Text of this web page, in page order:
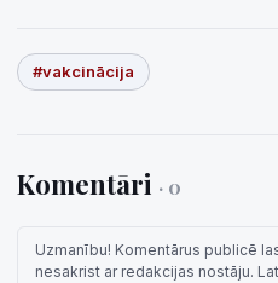
#vakcinācija
Komentāri · 0
Uzmanību! Komentārus publicē
nesakrist ar redakcijas nostāju.